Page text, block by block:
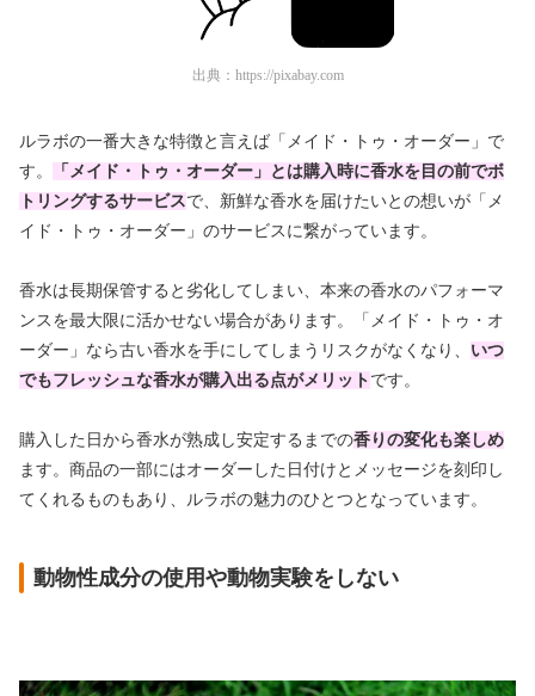
出典： https://pixabay.com
ルラボの一番大きな特徴と言えば「メイド・トゥ・オーダー」で
す。
「メイド・トゥ・オーダー」とは購入時に香水を目の前でボ
トリングするサービスで、新鮮な香水を届けたいとの想いが「メ
イド・トゥ・オーダー」のサービスに繋がっています。
香水は長期保管すると劣化してしまい、本来の香水のパフォーマ
ンスを最大限に活かせない場合があります。「メイド・トゥ・オ
ーダー」なら古い香水を手にしてしまうリスクがなくなり、 いつ
でもフレッシュな香水が購入出る点がメリット です。
購入した日から香水が熟成し安定するまでの香りの変化も楽しめ
ます。商品の一部にはオーダーした日付けとメッセージを刻印し
てくれるものもあり、ルラボの魅力のひとつとなっています。
動物性成分の使用や動物実験をしない